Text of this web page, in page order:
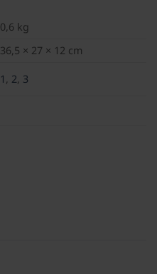
0,6 kg
36,5 × 27 × 12 cm
1 , 2, 3